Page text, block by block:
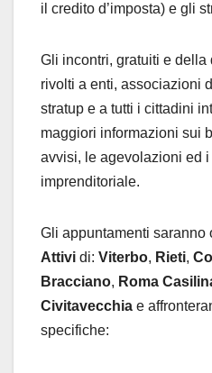
il credito d’imposta) e gli
Gli incontri, gratuiti e della
rivolti a enti, associazioni
stratup e a tutti i cittadini
maggiori informazioni sui
avvisi, le agevolazioni ed
imprenditoriale.
Gli appuntamenti saranno
Attivi di: Viterbo, Rieti,
Bracciano, Roma
Civitavecchia e
specifiche: